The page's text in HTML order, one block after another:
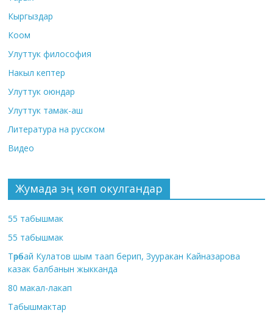
Кыргыздар
Коом
Улуттук философия
Накыл кептер
Улуттук оюндар
Улуттук тамак-аш
Литература на русском
Видео
Жумада эң көп окулгандар
55 табышмак
55 табышмак
Төрөбай Кулатов шым таап берип, Зууракан Кайназарова
казак балбанын жыкканда
80 макал-лакап
Табышмактар